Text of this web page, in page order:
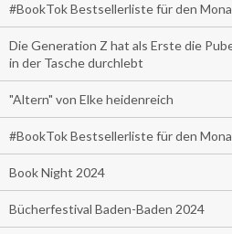
#BookTok Bestsellerliste für den
Die Generation Z hat als Erste die
in der Tasche durchlebt
"Altern" von Elke heidenreich
#BookTok Bestsellerliste für den
Book Night 2024
Bücherfestival Baden-Baden 2024